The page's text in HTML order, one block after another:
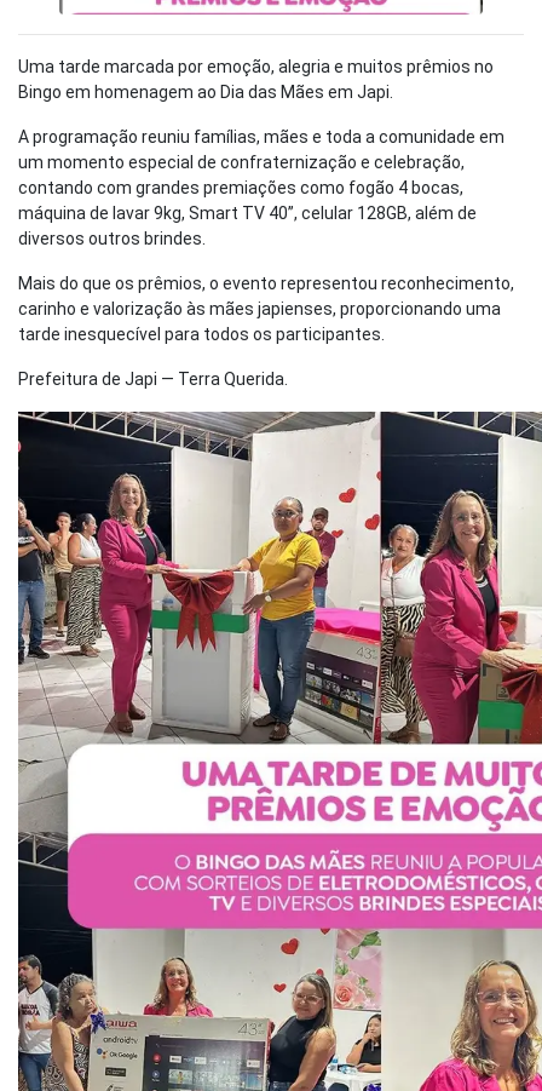
Uma tarde marcada por emoção, alegria e muitos prêmios no
Bingo em homenagem ao Dia das Mães em Japi.
A programação reuniu famílias, mães e toda a comunidade em
um momento especial de confraternização e celebração,
contando com grandes premiações como fogão 4 bocas,
máquina de lavar 9kg, Smart TV 40”, celular 128GB, além de
diversos outros brindes.
Mais do que os prêmios, o evento representou reconhecimento,
carinho e valorização às mães japienses, proporcionando uma
tarde inesquecível para todos os participantes.
Prefeitura de Japi — Terra Querida.